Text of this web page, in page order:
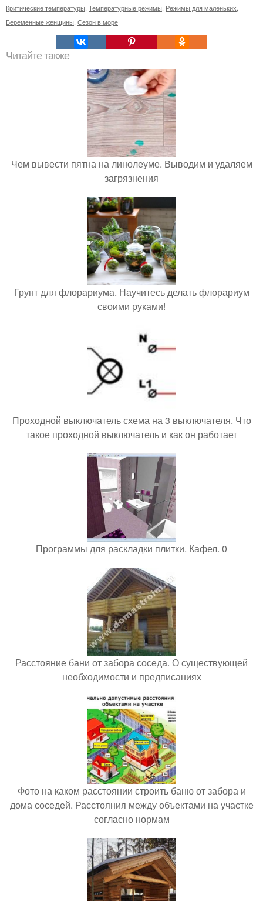
Критические температуры Температурные режимы Режимы для маленьких
Беременные женщины Сезон в море
Читайте также
Чем вывести пятна на линолеуме. Выводим и удаляем
загрязнения
Грунт для флорариума. Научитесь делать флорариум
своими руками!
Проходной выключатель схема на 3 выключателя. Что
такое проходной выключатель и как он работает
Программы для раскладки плитки. Кафел. 0
Расстояние бани от забора соседа. О существующей
необходимости и предписаниях
Фото на каком расстоянии строить баню от забора и
дома соседей. Расстояния между объектами на участке
согласно нормам